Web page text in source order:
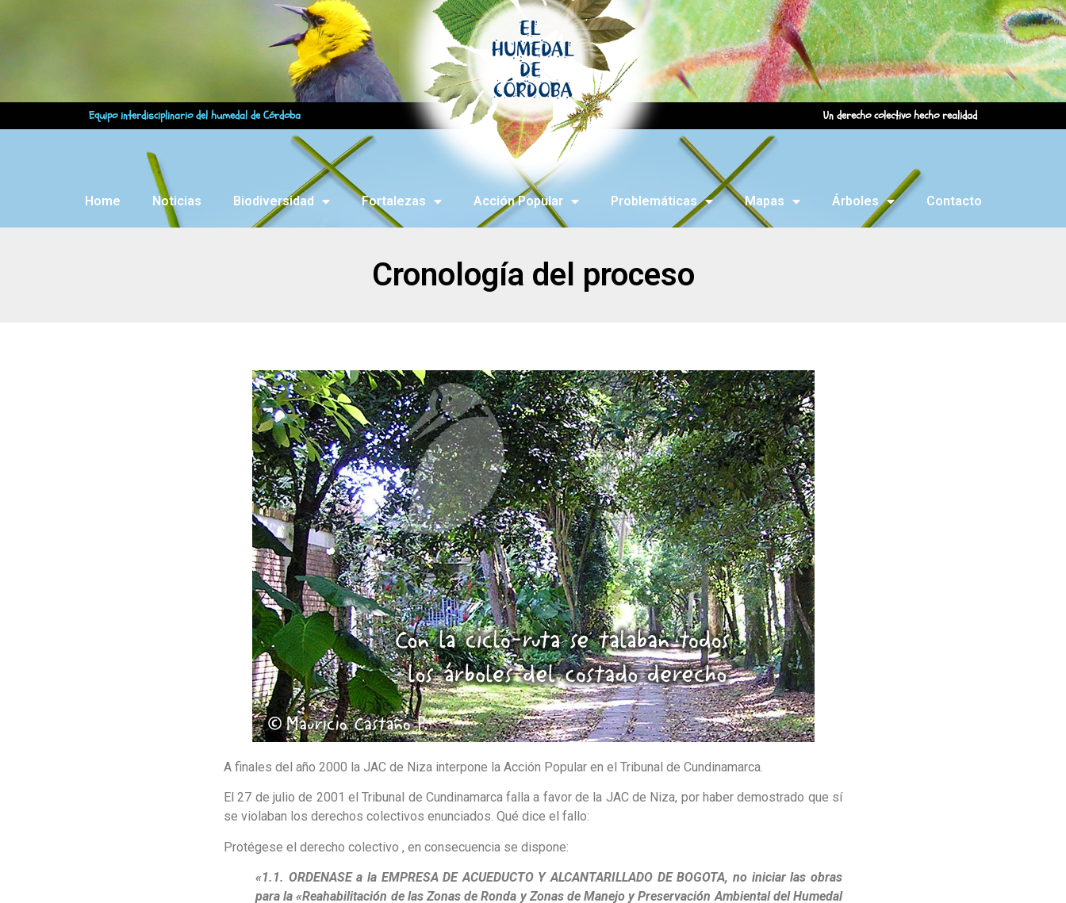
Equipo interdisciplinario del humedal de Córdoba Un derecho colectivo hecho realidad
Home Noticias Biodiversidad Fortalezas Acción Popular Problemáticas Mapas Árboles Contacto
Cronología del proceso
A finales del año 2000 la JAC de Niza interpone la Acción Popular en el Tribunal de Cundinamarca.
El 27 de julio de 2001 el Tribunal de Cundinamarca falla a favor de la JAC de Niza, por haber demostrado que sí
se violaban los derechos colectivos enunciados. Qué dice el fallo:
Protégese el derecho colectivo , en consecuencia se dispone:
«1.1. ORDENASE a la EMPRESA DE ACUEDUCTO Y ALCANTARILLADO DE BOGOTA, no iniciar las obras
para la «Reahabilitación de las Zonas de Ronda y Zonas de Manejo y Preservación Ambiental del Humedal